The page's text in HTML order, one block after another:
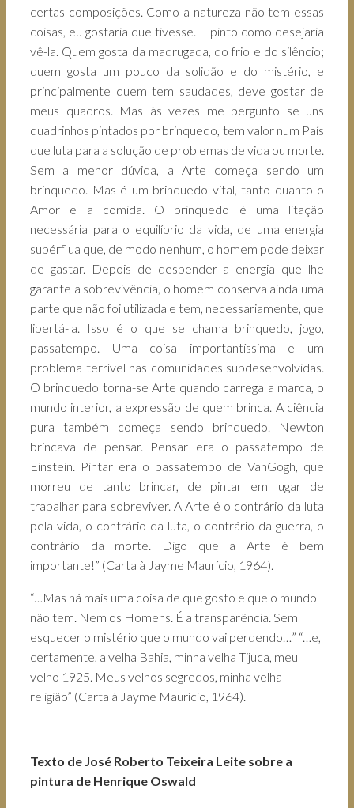
certas composições. Como a natureza não tem essas
coisas, eu gostaria que tivesse. E pinto como desejaria
vê-la. Quem gosta da madrugada, do frio e do silêncio;
quem gosta um pouco da solidão e do mistério, e
principalmente quem tem saudades, deve gostar de
meus quadros. Mas às vezes me pergunto se uns
quadrinhos pintados por brinquedo, tem valor num País
que luta para a solução de problemas de vida ou morte.
Sem a menor dúvida, a Arte começa sendo um
brinquedo. Mas é um brinquedo vital, tanto quanto o
Amor e a comida. O brinquedo é uma litação
necessária para o equilíbrio da vida, de uma energia
supérflua que, de modo nenhum, o homem pode deixar
de gastar. Depois de despender a energia que lhe
garante a sobrevivência, o homem conserva ainda uma
parte que não foi utilizada e tem, necessariamente, que
libertá-la. Isso é o que se chama brinquedo, jogo,
passatempo. Uma coisa importantíssima e um
problema terrível nas comunidades subdesenvolvidas.
O brinquedo torna-se Arte quando carrega a marca, o
mundo interior, a expressão de quem brinca. A ciência
pura também começa sendo brinquedo. Newton
brincava de pensar. Pensar era o passatempo de
Einstein. Pintar era o passatempo de VanGogh, que
morreu de tanto brincar, de pintar em lugar de
trabalhar para sobreviver. A Arte é o contrário da luta
pela vida, o contrário da luta, o contrário da guerra, o
contrário da morte. Digo que a Arte é bem
importante!” (Carta à Jayme Maurício, 1964).
“…Mas há mais uma coisa de que gosto e que o mundo
não tem. Nem os Homens. É a transparência. Sem
esquecer o mistério que o mundo vai perdendo…” “…e,
certamente, a velha Bahia, minha velha Tijuca, meu
velho 1925. Meus velhos segredos, minha velha
religião” (Carta à Jayme Maurício, 1964).
Texto de José Roberto Teixeira Leite sobre a
pintura de Henrique Oswald